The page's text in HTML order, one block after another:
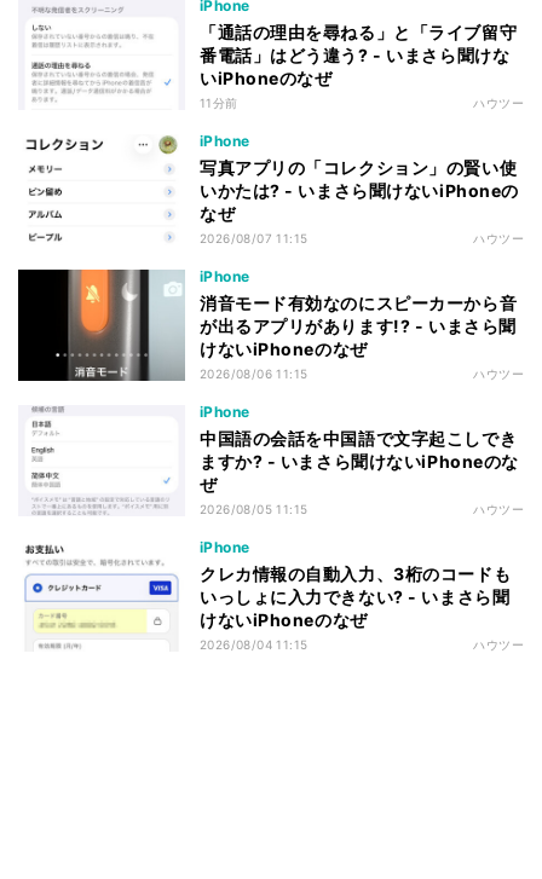
iPhone
「通話の理由を尋ねる」と「ライブ留守
番電話」はどう違う? - いまさら聞けな
いiPhoneのなぜ
11分前 ハウツー
iPhone
写真アプリの「コレクション」の賢い使
いかたは? - いまさら聞けないiPhoneの
なぜ
2026/08/07 11:15 ハウツー
iPhone
消音モード有効なのにスピーカーから音
が出るアプリがあります!? - いまさら聞
けないiPhoneのなぜ
2026/08/06 11:15 ハウツー
iPhone
中国語の会話を中国語で文字起こしでき
ますか? - いまさら聞けないiPhoneのな
ぜ
2026/08/05 11:15 ハウツー
iPhone
クレカ情報の自動入力、3桁のコードも
いっしょに入力できない? - いまさら聞
けないiPhoneのなぜ
2026/08/04 11:15 ハウツー